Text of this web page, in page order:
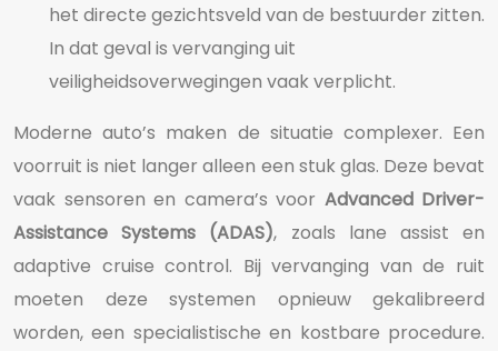
het directe gezichtsveld van de bestuurder zitten.
In dat geval is vervanging uit
veiligheidsoverwegingen vaak verplicht.
Moderne auto’s maken de situatie complexer. Een
voorruit is niet langer alleen een stuk glas. Deze bevat
vaak sensoren en camera’s voor Advanced Driver-
Assistance Systems (ADAS), zoals lane assist en
adaptive cruise control. Bij vervanging van de ruit
moeten deze systemen opnieuw gekalibreerd
worden, een specialistische en kostbare procedure.